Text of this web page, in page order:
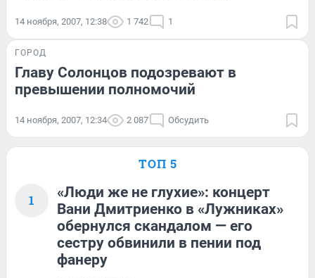
14 ноября, 2007, 12:38 1 742 1
ГОРОД
Главу Солонцов подозревают в
превышении полномочий
14 ноября, 2007, 12:34 2 087 Обсудить
ТОП 5
1
«Люди же не глухие»: концерт
Вани Дмитриенко в «Лужниках»
обернулся скандалом — его
сестру обвинили в пении под
фанеру